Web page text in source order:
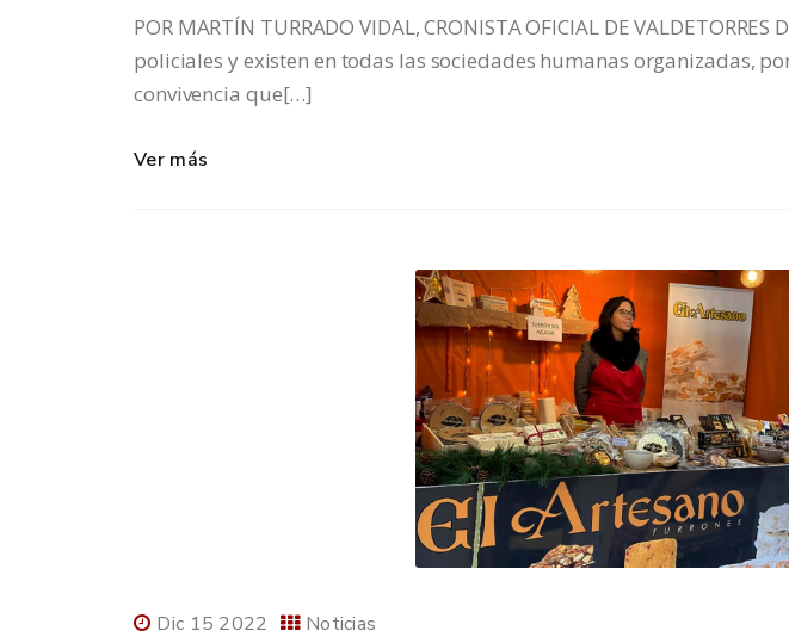
POR MARTÍN TURRADO VIDAL, CRONISTA OFICIAL DE VALDETORRES
policiales y existen en todas las sociedades humanas organizadas,
convivencia que[…]
Ver más
Dic 15 2022 Noticias